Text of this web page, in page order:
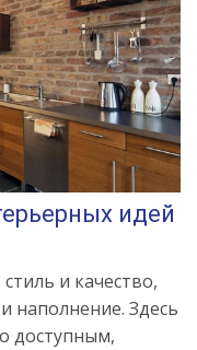
идей
и качество,
наполнение. Здесь
доступным,